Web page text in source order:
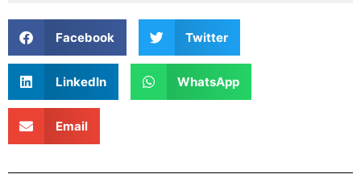
Facebook Twitter
LinkedIn WhatsApp
Email